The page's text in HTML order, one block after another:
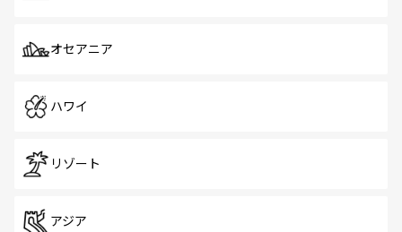
オセアニア
ハワイ
リゾート
アジア